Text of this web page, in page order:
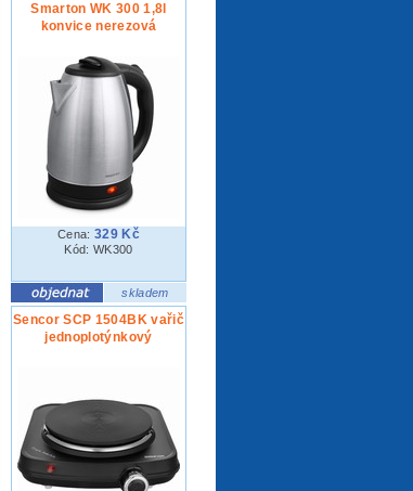
Smarton WK 300 1,8l
konvice nerezová
Cena: 329 Kč
Kód: WK300
skladem
Sencor SCP 1504BK vařič
jednoplotýnkový